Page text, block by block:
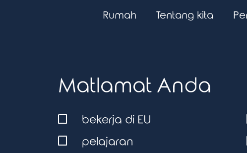
Rumah Tentang kita
Matlamat Anda
bekerja di EU
pelajaran